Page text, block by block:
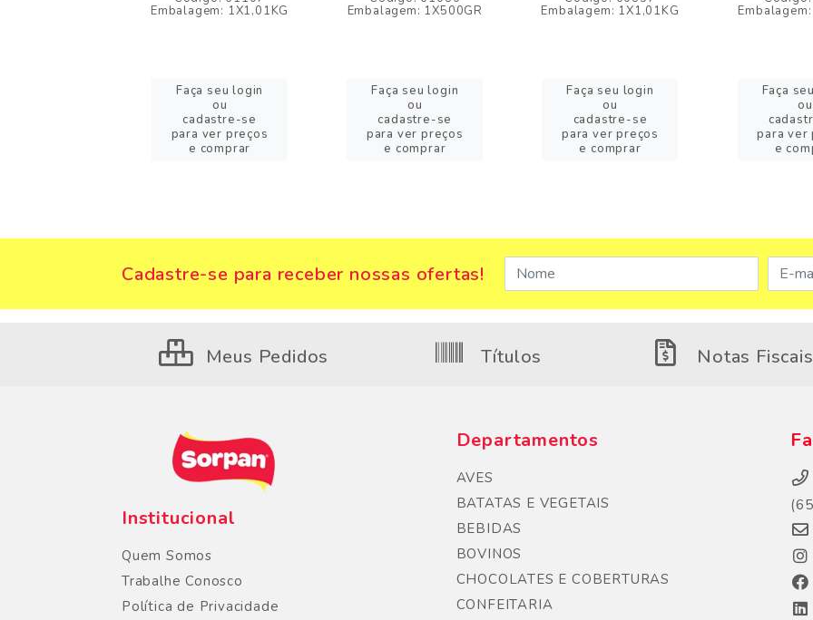
Embalagem: 1X1,01KG
Faça seu login
ou
cadastre-se
para ver preços
e comprar
Embalagem: 1X500GR
Faça seu login
ou
cadastre-se
para ver preços
e comprar
Embalagem: 1X1,01KG
Faça seu login
ou
cadastre-se
para ver preços
e comprar
Faça
ou
para ver
e
Cadastre-se para receber nossas ofertas!
Meus Pedidos Títulos Notas Fiscais
Institucional
Quem Somos
Trabalhe Conosco
Política de Privacidade
Departamentos
AVES
BATATAS E VEGETAIS
BEBIDAS
BOVINOS
CHOCOLATES E COBERTURAS
CONFEITARIA